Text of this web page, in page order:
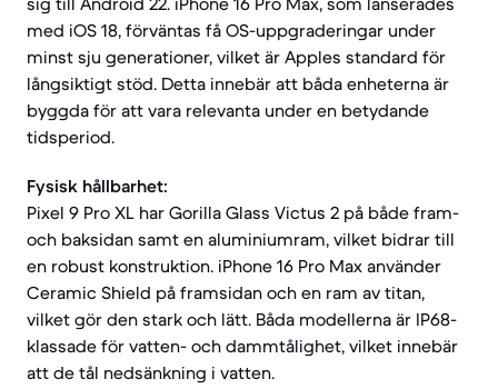
med iOS 18, förväntas få OS-uppgraderingar under
minst sju generationer, vilket är Apples standard för
långsiktigt stöd. Detta innebär att båda enheterna är
byggda för att vara relevanta under en betydande
tidsperiod.
Fysisk hållbarhet:
Pixel 9 Pro XL har Gorilla Glass Victus 2 på både fram-
och baksidan samt en aluminiumram, vilket bidrar till
en robust konstruktion. iPhone 16 Pro Max använder
Ceramic Shield på framsidan och en ram av titan,
vilket gör den stark och lätt. Båda modellerna är IP68-
klassade för vatten- och dammtålighet, vilket innebär
att de tål nedsänkning i vatten.